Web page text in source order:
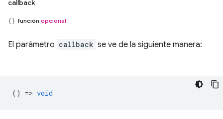
callback
función opcional
El parámetro callback se ve de la siguiente manera:
() => void